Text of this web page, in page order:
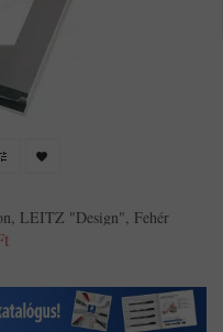
LEITZ "Design", Fehér